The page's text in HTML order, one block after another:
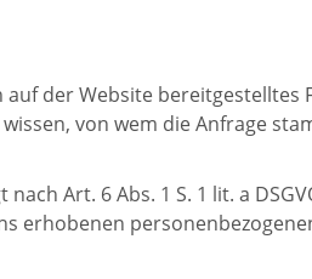
der Website
von wem die Anfrage
Art. 6 Abs. 1 S. 1 lit. a
erhobenen